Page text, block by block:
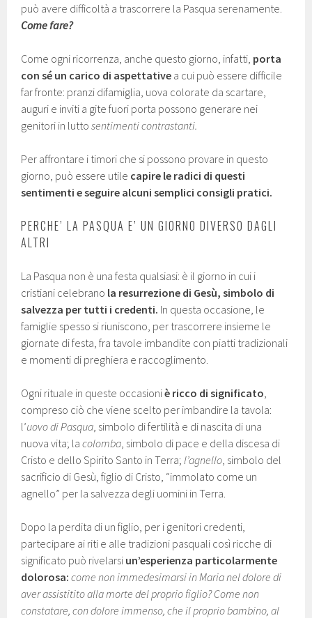
può avere difficoltà a trascorrere la Pasqua serenamente.
Come fare?
Come ogni ricorrenza, anche questo giorno, infatti, porta
con sé un carico di aspettative a cui può essere difficile
far fronte: pranzi difamiglia, uova colorate da scartare,
auguri e inviti a gite fuori porta possono generare nei
genitori in luttosentimenti contrastanti.
Per affrontare i timori che si possono provare in questo
giorno, può essere utile capire le radici di questi
sentimenti e seguire alcuni semplici consigli pratici.
PERCHE’ LA PASQUA E’ UN GIORNO DIVERSO DAGLI
ALTRI
La Pasqua non è una festa qualsiasi: è il giorno in cui i
cristiani celebrano la resurrezione di Gesù, simbolo di
salvezza per tutti i credenti. In questa occasione, le
famiglie spesso si riuniscono, per trascorrere insieme le
giornate di festa, fra tavole imbandite con piatti tradizionali
e momenti di preghiera e raccoglimento.
Ogni rituale in queste occasioniè ricco di significato
compreso ciò che viene scelto per imbandire la tavola:
l’uovo di Pasqua , simbolo di fertilità e di nascita di una
nuova vita; lacolomba , simbolo di pace e della discesa di
Cristo e dello Spirito Santo in Terra; l’agnello , simbolo del
sacrificio di Gesù, figlio di Cristo, “immolato come un
agnello” per la salvezza degli uomini in Terra.
Dopo la perdita di un figlio, per i genitori credenti,
partecipare ai riti e alle tradizioni pasquali così ricche di
significato può rivelarsi un’esperienza particolarmente
dolorosa: come non immedesimarsi in Maria nel dolore di
aver assistitito alla morte del proprio figlio? Come non
constatare, con dolore immenso, che il proprio bambino, al